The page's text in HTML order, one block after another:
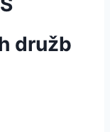
družb